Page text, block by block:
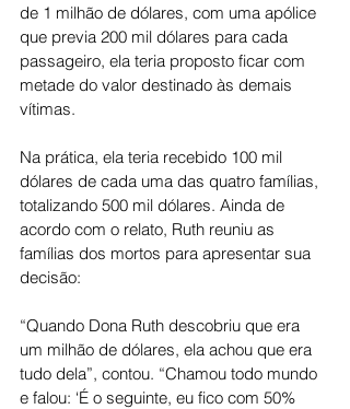
de 1 milhão de dólares, com uma apólice
que previa 200 mil dólares para cada
passageiro, ela teria proposto ficar com
metade do valor destinado às demais
vítimas.
Na prática, ela teria recebido 100 mil
dólares de cada uma das quatro famílias,
totalizando 500 mil dólares. Ainda de
acordo com o relato, Ruth reuniu as
famílias dos mortos para apresentar sua
decisão:
“Quando Dona Ruth descobriu que era
um milhão de dólares, ela achou que era
tudo dela”, contou. “Chamou todo mundo
e falou: ‘É o seguinte, eu fico com 50%